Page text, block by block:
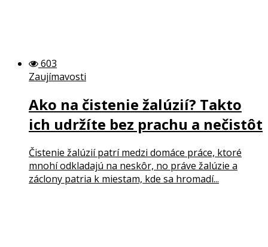
603
Zaujímavosti
Ako na čistenie žalúzií? Takto
ich udržíte bez prachu a nečistôt
Čistenie žalúzií patrí medzi domáce práce, ktoré
mnohí odkladajú na neskôr, no práve žalúzie a
záclony patria k miestam, kde sa hromadí...